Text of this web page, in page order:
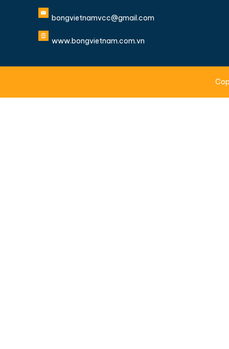
bongvietnamvcc@gmail.com
www.bongvietnam.com.vn